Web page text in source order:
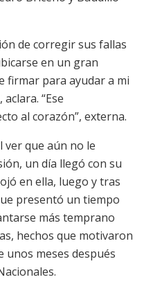
de corregir sus fallas
en un gran
firmar para ayudar a mi
“Ese
al corazón”, externa.
ver que aún no le
un día llegó con su
en ella, luego y tras
presentó un tiempo
más temprano
hechos que motivaron
unos meses después